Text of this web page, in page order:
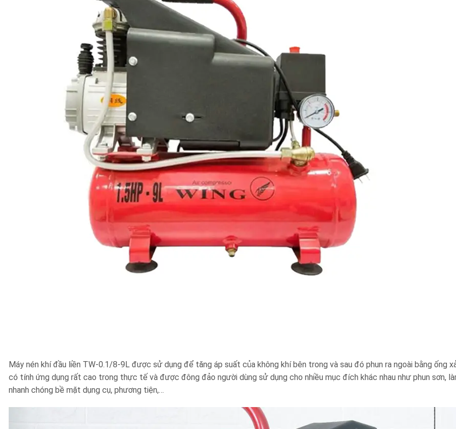
Máy nén khí đầu liền TW-0.1/8-9L được sử dụng để tăng áp suất của không khí bên trong và sau đó phun ra ngoài bằng ống
có tính ứng dụng rất cao trong thực tế và được đông đảo người dùng sử dụng cho nhiều mục đích khác nhau như phun sơn,
nhanh chóng bề mặt dụng cụ, phương tiện,…